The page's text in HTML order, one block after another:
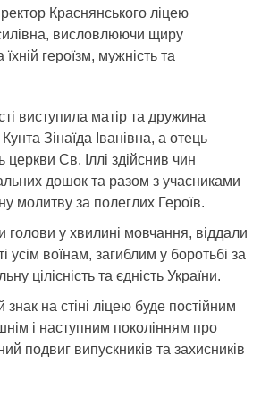
Краснянського ліцею
висловлюючи щиру
героїзм, мужність та
виступила матір та дружина
Зінаїда Іванівна, а отець
церкви Св. Іллі здійснив чин
дошок та разом з учасниками
молитву за полеглих Героїв.
голови у хвилині мовчання, віддали
усім воїнам, загиблим у боротьбі за
цілісність та єдність України.
знак на стіні ліцею буде постійним
і наступним поколінням про
подвиг випускників та захисників